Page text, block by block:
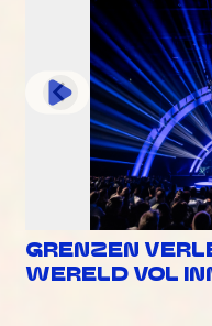
GRENZEN
WERELD VOL